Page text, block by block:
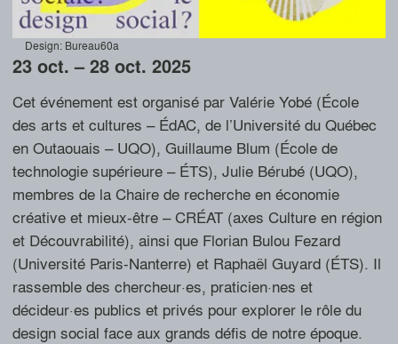
Design: Bureau60a
23 oct. – 28 oct. 2025
Cet événement est organisé par Valérie Yobé (École
des arts et cultures – ÉdAC, de l’Université du Québec
en Outaouais – UQO), Guillaume Blum (École de
technologie supérieure – ÉTS), Julie Bérubé (UQO),
membres de la Chaire de recherche en économie
créative et mieux-être – CRÉAT (axes Culture en région
et Découvrabilité), ainsi que Florian Bulou Fezard
(Université Paris-Nanterre) et Raphaël Guyard (ÉTS). Il
rassemble des chercheur·es, praticien·nes et
décideur·es publics et privés pour explorer le rôle du
design social face aux grands défis de notre époque.